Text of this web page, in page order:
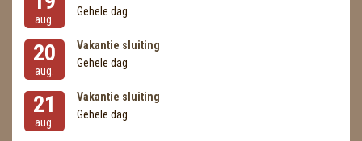
aug.
Gehele dag
20
aug.
Vakantie sluiting
Gehele dag
21
aug.
Vakantie sluiting
Gehele dag